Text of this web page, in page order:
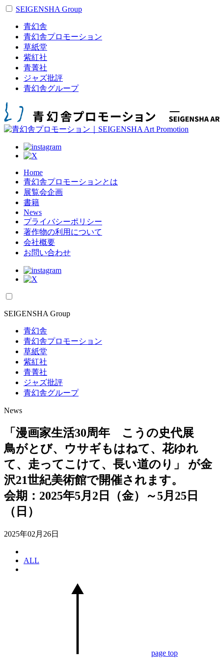
SEIGENSHA Group
青幻舎
青幻舎プロモーション
草紙堂
紫紅社
青菁社
ジャズ批評
青幻舎グループ
Home
青幻舎プロモーションとは
展覧会企画
書籍
News
プライバシーポリシー
著作物の利用について
会社概要
お問い合わせ
SEIGENSHA Group
青幻舎
青幻舎プロモーション
草紙堂
紫紅社
青菁社
ジャズ批評
青幻舎グループ
News
「漫画家生活30周年 こうの史代展
鳥がとび、ウサギもはねて、花ゆれ
て、走ってこけて、長い道のり」 が金
沢21世紀美術館で開催されます。
会期：2025年5月2日（金）～5月25日
（日）
2025年02月26日
ALL
page top